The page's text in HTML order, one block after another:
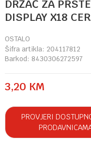
DRŽAČ ZA
DISPLAY X18
OSTALO
Šifra artikla: 204117812
Barkod: 8430306272597
3,20 KM
PROVJERI